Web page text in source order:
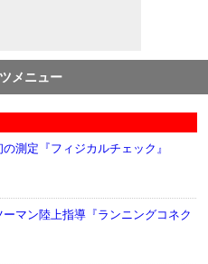
メニュー
測定『フィジカルチェック』
マン陸上指導『ランニングコネク